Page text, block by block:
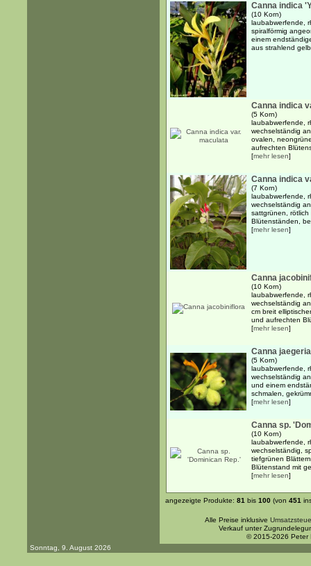
Canna indica
(10 Korn)
laubabwerfende,
spiralförmig
einem
aus strahlend
Canna indica
(5 Korn)
laubabwerfende,
wechselständig
ovalen,
aufrechten
[mehr lesen]
Canna indica
(7 Korn)
laubabwerfende,
wechselständig
sattgrünen,
Blütenständen,
[mehr lesen]
Canna
(10 Korn)
laubabwerfende,
wechselständig
cm breit
und aufrechten
[mehr lesen]
Canna
(5 Korn)
laubabwerfende,
wechselständig
und einem
schmalen,
[mehr lesen]
Canna sp.
(10 Korn)
laubabwerfende,
wechselständig,
tiefgrünen
Blütenstand mit
[mehr lesen]
angezeigte Produkte: 81 bis 100 (von 451
Alle Preise inklusive
Verkauf unter
© 2015-2026 Peter
Sonntag, 9. August 2026